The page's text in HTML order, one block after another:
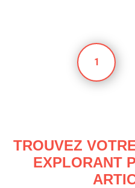
1
TROUVEZ
EXPLORANT